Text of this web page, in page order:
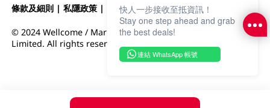
條款及細則 |私隱政策 | DFI零售集團
© 2024 Wellcome / Market Place. The Dairy Farm Company
Limited. All rights reserved.
快人一步接收至抵資訊！
Stay one step ahead and grab
the best deals!
連結 WhatsApp 帳號